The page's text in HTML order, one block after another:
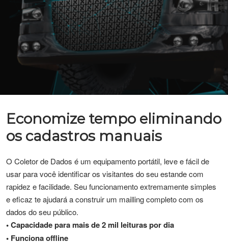
Economize tempo eliminando
os cadastros manuais
O Coletor de Dados é um equipamento portátil, leve e fácil de
usar para você identificar os visitantes do seu estande com
rapidez e facilidade. Seu funcionamento extremamente simples
e eficaz te ajudará a construir um mailling completo com os
dados do seu público.
• Capacidade para mais de 2 mil leituras por dia
• Funciona offline